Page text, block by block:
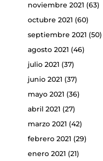
noviembre 2021 (63)
octubre 2021 (60)
septiembre 2021 (50)
agosto 2021 (46)
julio 2021 (37)
junio 2021 (37)
mayo 2021 (36)
abril 2021 (27)
marzo 2021 (42)
febrero 2021 (29)
enero 2021 (21)